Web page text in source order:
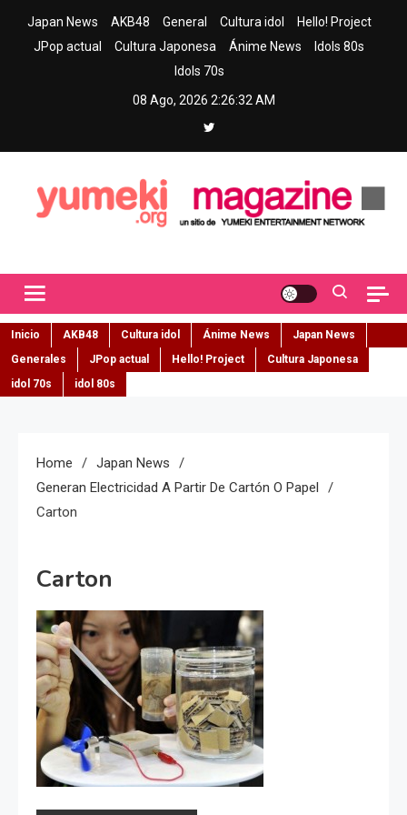
Japan News AKB48 General Cultura idol
Hello! Project
JPop actual
Cultura Japonesa Ánime News
Idols 80s
Idols 70s
08 Ago, 2026 2:26:33 AM
Inicio AKB48 Cultura idol Ánime News
Japan News
Generales
JPop actual Hello! Project
Cultura Japonesa
idol 70s
idol 80s
Home
Japan News
Generan Electricidad A Partir De Cartón O Papel
Carton
Carton